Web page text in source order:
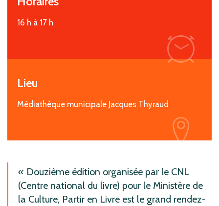
16 h à 17 h
Lieu
Médiathèque municipale Jacques Thyraud
Douzième édition organisée par le CNL
(Centre national du livre) pour le Ministère de
la Culture, Partir en Livre est le grand rendez-